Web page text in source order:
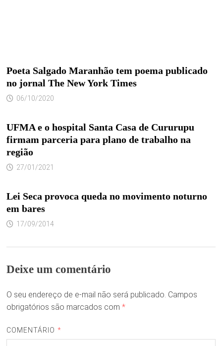
Poeta Salgado Maranhão tem poema publicado
no jornal The New York Times
06/10/2020
UFMA e o hospital Santa Casa de Cururupu
firmam parceria para plano de trabalho na
região
27/01/2021
Lei Seca provoca queda no movimento noturno
em bares
17/09/2014
Deixe um comentário
O seu endereço de e-mail não será publicado. Campos
obrigatórios são marcados com *
COMENTÁRIO *